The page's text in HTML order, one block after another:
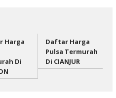
Harga
Di
Daftar Harga
Pulsa Termurah
Di CIANJUR